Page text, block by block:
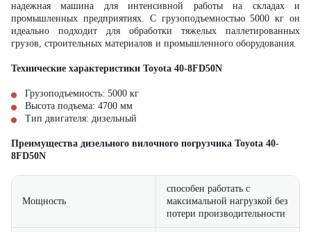
надежная машина для интенсивной работы на складах и
промышленных предприятиях. С грузоподъемностью 5000 кг он
идеально подходит для обработки тяжелых паллетированных
грузов, строительных материалов и промышленного оборудования.
Технические характеристики Toyota 40-8FD50N
Грузоподъемность: 5000 кг
Высота подъема: 4700 мм
Тип двигателя: дизельный
Преимущества дизельного вилочного погрузчика Toyota 40-
8FD50N
Мощность
способен работать с
максимальной нагрузкой без
потери производительности